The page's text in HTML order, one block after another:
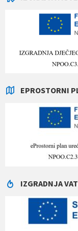
EPROSTORNI
IZGRADNJA